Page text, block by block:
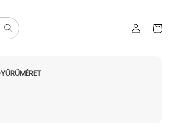
Bejelentkezés
kosara